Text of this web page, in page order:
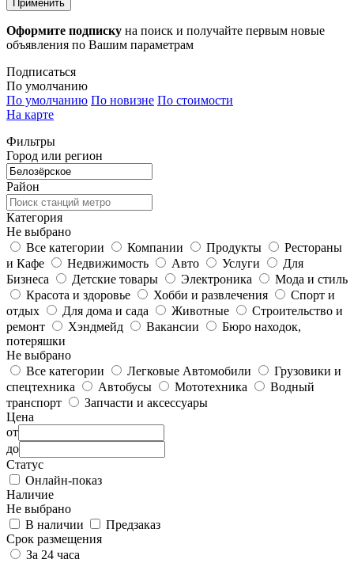
Применить
Оформите подписку на поиск и получайте первым новые
объявления по Вашим параметрам
Подписаться
По умолчанию
По умолчанию По новизне По стоимости
На карте
Фильтры
Город или регион
Район
Категория
Не выбрано
Все категории
Компании Продукты
Рестораны
и Кафе
Недвижимость Авто Услуги
Для
Бизнеса
Детские товары Электроника
Мода и стиль
Красота и здоровье
Хобби и развлечения
Спорт и
отдых
Для дома и сада Животные
Строительство и
ремонт
Хэндмейд Вакансии
Бюро находок,
потеряшки
Не выбрано
Все категории
Легковые Автомобили
Грузовики и
спецтехника
Автобусы Мототехника
Водный
транспорт
Запчасти и аксессуары
Цена
от
до
Статус
Онлайн-показ
Наличие
Не выбрано
В наличии
Предзаказ
Срок размещения
За 24 часа